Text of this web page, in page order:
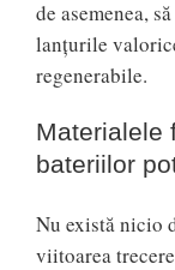
de asemenea,
lanţurile
regenerabile.
Materialele
bateriilor
Nu există nicio
viitoarea